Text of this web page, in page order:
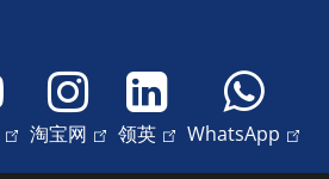
淘宝网 领英 WhatsApp